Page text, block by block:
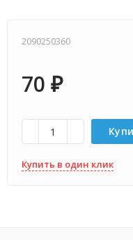
2090250360
70 ₽
Купить в один клик